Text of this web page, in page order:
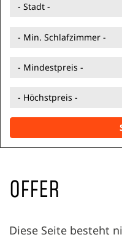
- Stadt -
- Min. Schlafzimmer -
- Mindestpreis -
- Höchstpreis -
OFFER
Diese Seite besteht